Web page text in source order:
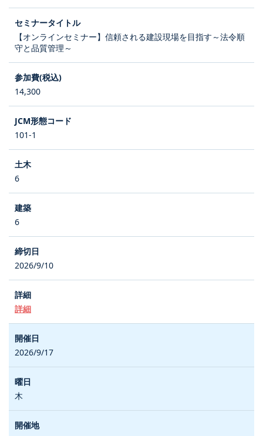
【オンラインセミナー】信頼される建設現場を目指す～法令順
守と品質管理～
14,300
101-1
6
6
2026/9/10
詳細
2026/9/17
木